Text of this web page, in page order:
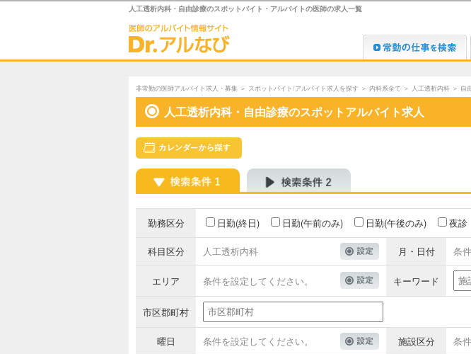
人工透析内科・自由診療のスポットバイト・アルバイトの医師の求人一覧
非常勤の医師アルバイト求人・募集 ＞ スポットバイト/アルバイト求人を探す ＞ 内科系全て ＞ 人工透析内科 ＞ 自
人工透析内科・自由診療のスポットアルバイト求人
勤務区分 日勤(終日) 日勤(午前のみ) 日勤(午後のみ) 夜診
科目区分 人工透析内科 月・日付 条
エリア 条件を設定してください。 キーワード
市区郡町村
曜日 条件を設定してください。 施設区分 条